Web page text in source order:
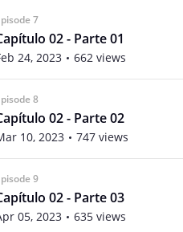
7
02 - Parte 01
24, 2023 662 views
8
02 - Parte 02
10, 2023 747 views
9
02 - Parte 03
05, 2023 635 views